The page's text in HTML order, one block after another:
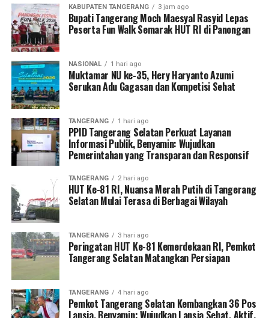
KABUPATEN TANGERANG 3 jam ago
Bupati Tangerang Moch Maesyal Rasyid Lepas
Peserta Fun Walk Semarak HUT RI di Panongan
NASIONAL 1 hari ago
Muktamar NU ke-35, Hery Haryanto Azumi
Serukan Adu Gagasan dan Kompetisi Sehat
TANGERANG 1 hari ago
PPID Tangerang Selatan Perkuat Layanan
Informasi Publik, Benyamin: Wujudkan
Pemerintahan yang Transparan dan Responsif
TANGERANG 2 hari ago
HUT Ke-81 RI, Nuansa Merah Putih di Tangerang
Selatan Mulai Terasa di Berbagai Wilayah
TANGERANG 3 hari ago
Peringatan HUT Ke-81 Kemerdekaan RI, Pemkot
Tangerang Selatan Matangkan Persiapan
TANGERANG 4 hari ago
Pemkot Tangerang Selatan Kembangkan 36 Pos
Lansia, Benyamin: Wujudkan Lansia Sehat, Aktif,